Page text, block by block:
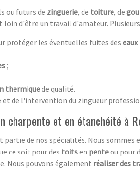
ou futurs de zinguerie, de toiture, de
d'être un travail d'amateur.
protéger les éventuelles fuites des
;
thermiquede qualité.
et de l'intervention du zingueur
charpente et en étanchéité à
de nos spécialités. Nous
ce soit pour des toitsen penteou pour
Nous pouvons également réaliser des